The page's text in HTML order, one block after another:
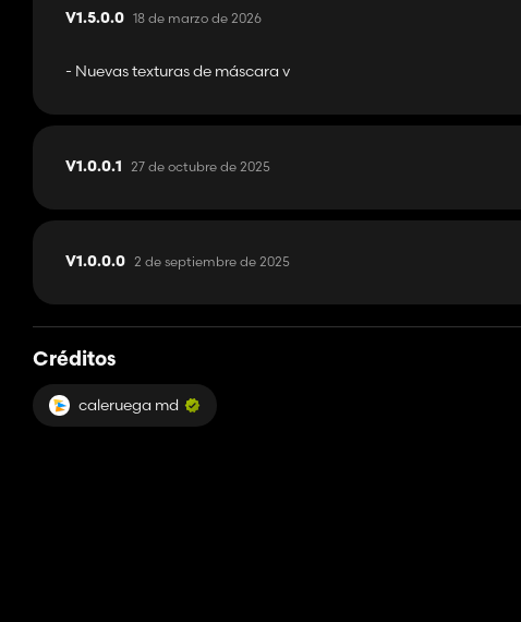
V1.5.0.0 18 de marzo de 2026
- Nuevas texturas de máscara v
V1.0.0.1 27 de octubre de 2025
V1.0.0.0 2 de septiembre de 2025
Créditos
caleruega md